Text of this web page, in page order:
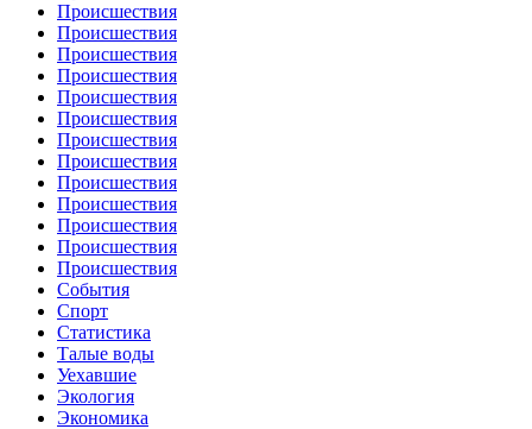
Происшествия
Происшествия
Происшествия
Происшествия
Происшествия
Происшествия
Происшествия
Происшествия
Происшествия
Происшествия
Происшествия
Происшествия
Происшествия
События
Спорт
Статистика
Талые воды
Уехавшие
Экология
Экономика